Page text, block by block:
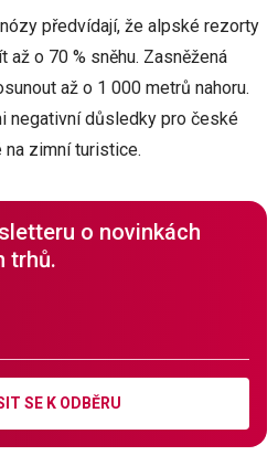
předvídají, že alpské rezorty
o 70 % sněhu. Zasněžená
až o 1 000 metrů nahoru.
negativní důsledky pro české
zimní turistice.
o novinkách
trhů.
SE K ODBĚRU